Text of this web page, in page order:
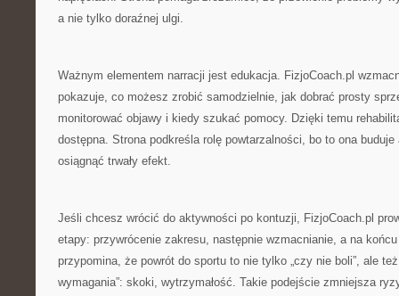
a nie tylko doraźnej ulgi.
Ważnym elementem narracji jest edukacja. FizjoCoach.pl
pokazuje, co możesz zrobić samodzielnie, jak dobrać prosty
monitorować objawy i kiedy szukać pomocy. Dzięki temu
dostępna. Strona podkreśla rolę powtarzalności, bo to ona
osiągnąć trwały efekt.
Jeśli chcesz wrócić do aktywności po kontuzji, FizjoCoach.pl
etapy: przywrócenie zakresu, następnie wzmacnianie, a na
przypomina, że powrót do sportu to nie tylko „czy nie boli”, ale
wymagania”: skoki, wytrzymałość. Takie podejście zmniejsza